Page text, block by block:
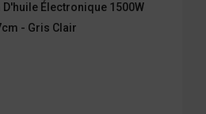
D'huile Électronique 1500W
- Gris Clair